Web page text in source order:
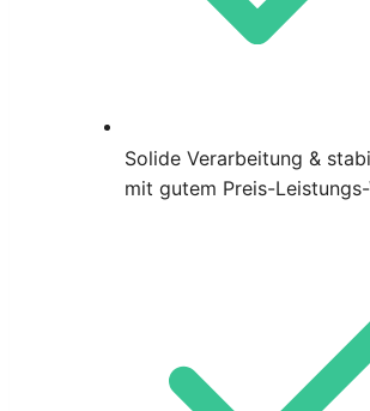
Solide Verarbeitung &
mit gutem Preis-